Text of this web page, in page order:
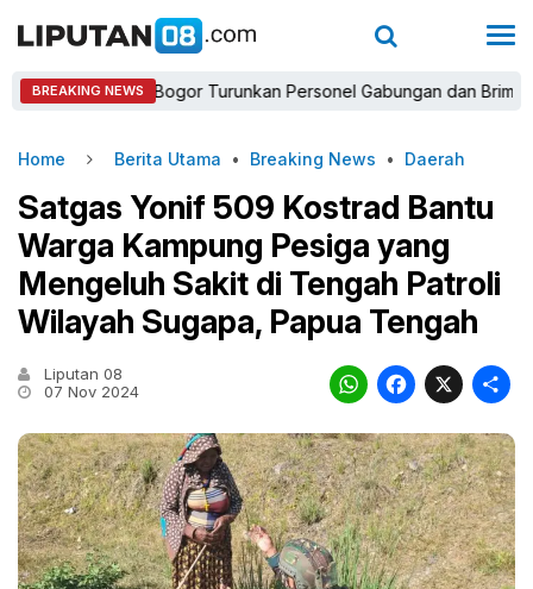
BREAKING NEWS
Kapolres Bogor Turunkan Personel Gabungan dan Brimob,
Home Berita Utama • Breaking News • Daerah
Satgas Yonif 509 Kostrad Bantu
Warga Kampung Pesiga yang
Mengeluh Sakit di Tengah Patroli
Wilayah Sugapa, Papua Tengah
Liputan 08
07 Nov 2024
X